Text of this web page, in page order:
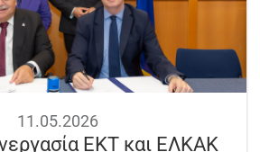
11.05.2026
ΕΚΤ και ΕΛΚΑΚ